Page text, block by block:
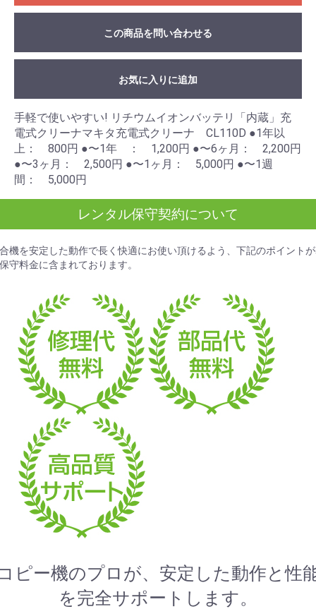
この商品を問い合わせる
お気に入りに追加
手軽で使いやすい! リチウムイオンバッテリ「内蔵」充
電式クリーナマキタ充電式クリーナ CL110D ●1年以
上： 800円 ●〜1年 ： 1,200円 ●〜6ヶ月： 2,200円
●〜3ヶ月： 2,500円 ●〜1ヶ月： 5,000円 ●〜1週
間： 5,000円
レンタル保守契約について
機を安定した動作で長く快適にお使い頂けるよう、下記のポイントが
守料金に含まれております。
ピー機のプロが、安定した動作と性
を完全サポートします。